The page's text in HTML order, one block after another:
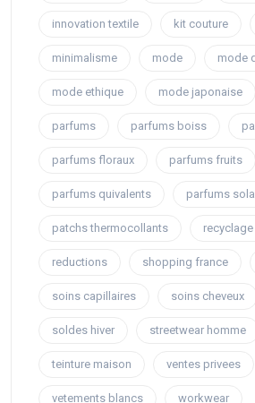
innovation textile kit couture
minimalisme mode mode
mode ethique mode japonaise
parfums parfums boiss
parfums floraux parfums fruits
parfums quivalents parfums
patchs thermocollants
reductions shopping france
soins capillaires soins cheveux
soldes hiver streetwear homme
teinture maison ventes privees
vetements blancs workwear